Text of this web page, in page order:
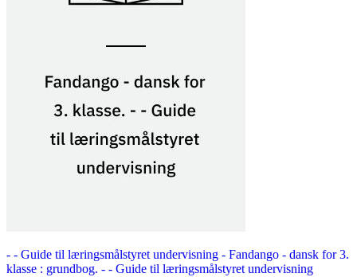
- - Guide til læringsmålstyret undervisning - Fandango - dansk for 3.
klasse : grundbog. - - Guide til læringsmålstyret undervisning